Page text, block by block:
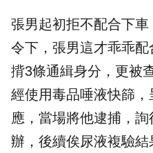
張男起初拒不配合下
令下，張男這才乖乖
揹3條通緝身分，更被
經使用毒品唾液快篩
應，當場將他逮捕，
辦，後續俟尿液複驗